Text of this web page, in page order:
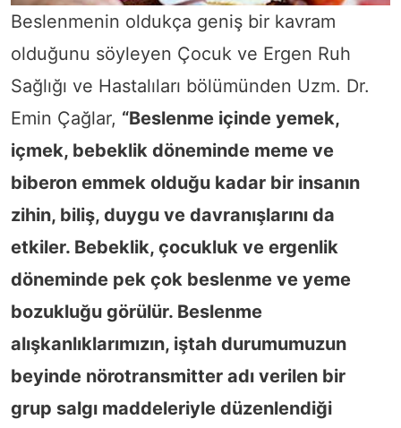
Beslenmenin oldukça geniş bir kavram
olduğunu söyleyen Çocuk ve Ergen Ruh
Sağlığı ve Hastalıları bölümünden Uzm. Dr.
Emin Çağlar, “Beslenme içinde yemek,
içmek, bebeklik döneminde meme ve
biberon emmek olduğu kadar bir insanın
zihin, biliş, duygu ve davranışlarını da
etkiler. Bebeklik, çocukluk ve ergenlik
döneminde pek çok beslenme ve yeme
bozukluğu görülür. Beslenme
alışkanlıklarımızın, iştah durumumuzun
beyinde nörotransmitter adı verilen bir
grup salgı maddeleriyle düzenlendiği